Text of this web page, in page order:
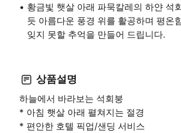
황금빛 햇살 아래 파묵칼레의 하얀 석
듯 아름다운 풍경 위를 활공하며 평온
잊지 못할 추억을 만들어 드립니다.
상품설명
하늘에서 바라보는 석회붕
* 아침 햇살 아래 펼쳐지는 절경
* 편안한 호텔 픽업/샌딩 서비스